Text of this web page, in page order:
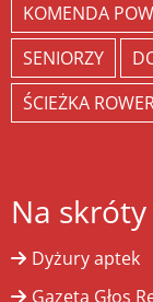
KOMENDA
SENIORZY
ŚCIEŻKA
Na skróty
Dyżury aptek
Gazeta Głos